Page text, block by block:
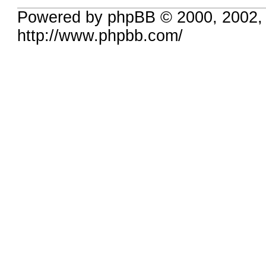
Powered by phpBB © 2000,
http://www.phpbb.com/